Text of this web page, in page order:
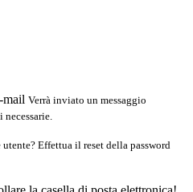
mail Verrà inviato un messaggio
Effettua il reset della password